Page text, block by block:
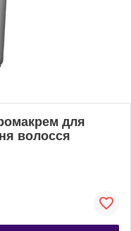
для
волосся